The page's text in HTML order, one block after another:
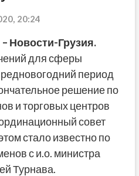
20:24
Новости-Грузия.
для сферы
период
решение по
и торговых центров
совет
стало известно по
с и.о. министра
Турнава.